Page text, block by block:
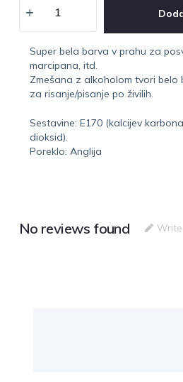
Super bela barva v prahu za
marcipana, itd.
Zmešana z alkoholom tvori belo
za risanje/pisanje po živilih.
Sestavine: E170 (kalcijev
dioksid).
Poreklo: Anglija
No reviews found